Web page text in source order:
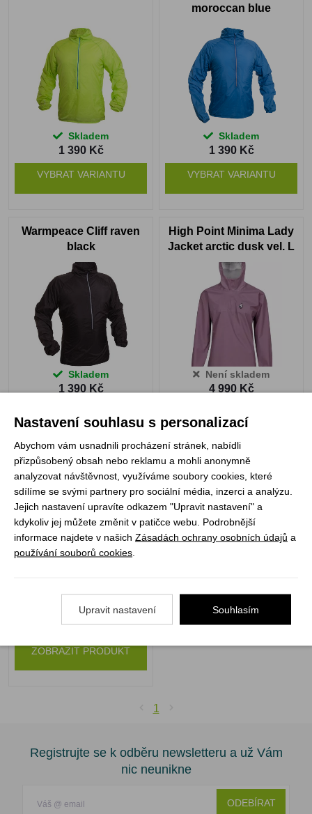
Skladem
1 390 Kč
VYBRAT VARIANTU
moroccan blue
Skladem
1 390 Kč
VYBRAT VARIANTU
Warmpeace Cliff raven
black
Skladem
1 390 Kč
High Point Minima Lady
Jacket arctic dusk vel. L
Není skladem
4 990 Kč
Warmpeace Forte lady
bunda violet vel. S
Není skladem
1 230 Kč
ZOBRAZIT PRODUKT
1
Registrujte se k odběru newsletteru a už Vám
nic neunikne
ODEBÍRAT
Nastavení souhlasu s personalizací
Abychom vám usnadnili procházení stránek, nabídli
přizpůsobený obsah nebo reklamu a mohli anonymně
analyzovat návštěvnost, využíváme soubory cookies, které
sdílíme se svými partnery pro sociální média, inzerci a analýzu.
Jejich nastavení upravíte odkazem "Upravit nastavení" a
kdykoliv jej můžete změnit v patičce webu. Podrobnější
informace najdete v našich Zásadách ochrany osobních údajů a
používání souborů cookies
Upravit nastavení Souhlasím